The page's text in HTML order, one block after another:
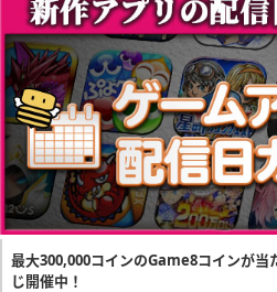
最大300,000コインのGame8コインが当
じ開催中！